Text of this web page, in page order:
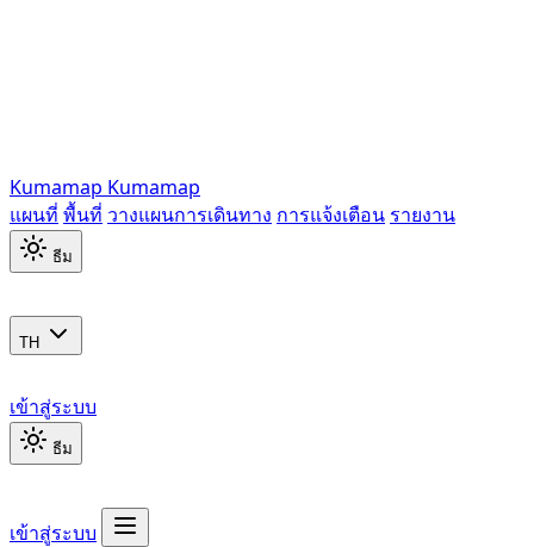
Kumamap Kumamap
แผนที่ พื้นที่ วางแผนการเดินทาง การแจ้งเตือน รายงาน
ธีม
TH
เข้าสู่ระบบ
ธีม
เข้าสู่ระบบ